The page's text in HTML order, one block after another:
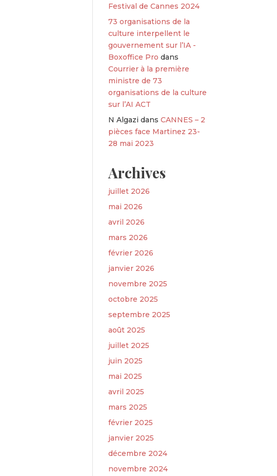
Festival de Cannes 2024
73 organisations de la
culture interpellent le
gouvernement sur l’IA -
Boxoffice Pro dans
Courrier à la première
ministre de 73
organisations de la culture
sur l’AI ACT
N Algazi dansCANNES – 2
pièces face Martinez 23-
28 mai 2023
Archives
juillet 2026
mai 2026
avril 2026
mars 2026
février 2026
janvier 2026
novembre 2025
octobre 2025
septembre 2025
août 2025
juillet 2025
juin 2025
mai 2025
avril 2025
mars 2025
février 2025
janvier 2025
décembre 2024
novembre 2024